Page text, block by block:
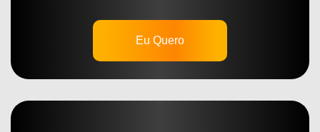
Eu Quero